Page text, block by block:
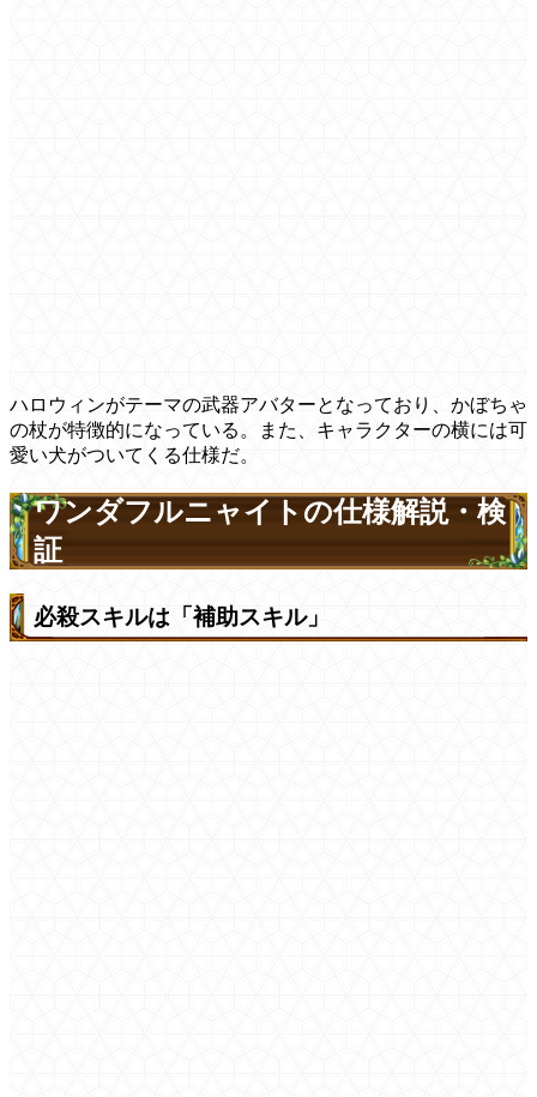
ハロウィンがテーマの武器アバターとなっており、かぼちゃ
の杖が特徴的になっている。また、キャラクターの横には可
愛い犬がついてくる仕様だ。
ワンダフルニャイトの仕様解説・検
証
必殺スキルは「補助スキル」